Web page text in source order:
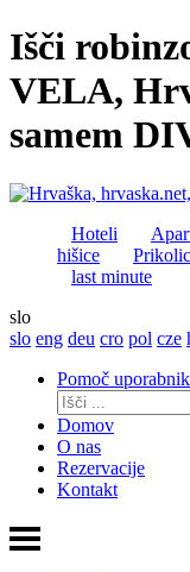
Išči
VELA,
samem
Hoteli
hišice
last minute
slo
slo eng deu cro pol cze
Pomoč
Domov
O nas
Rezervacije
Kontakt